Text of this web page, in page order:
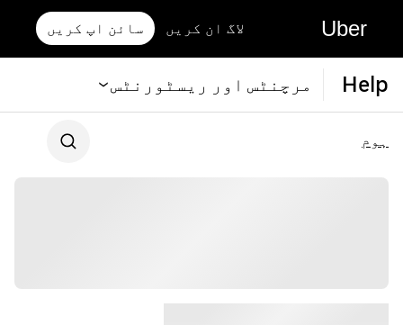
Uber لاگ ان کریں سائن اپ کریں
Help مرچنٹس اور ریسٹورنٹس
ہوم